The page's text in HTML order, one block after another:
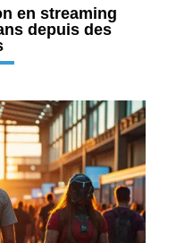
en streaming
depuis des